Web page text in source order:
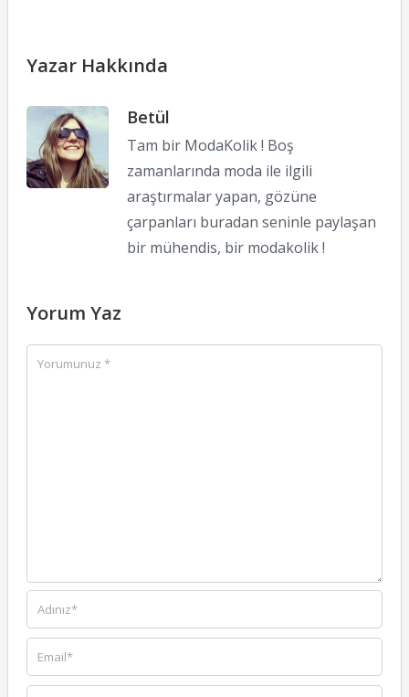
Yazar Hakkında
Betül
Tam bir ModaKolik ! Boş
zamanlarında moda ile ilgili
araştırmalar yapan, gözüne
çarpanları buradan seninle paylaşan
bir mühendis, bir modakolik !
Yorum Yaz